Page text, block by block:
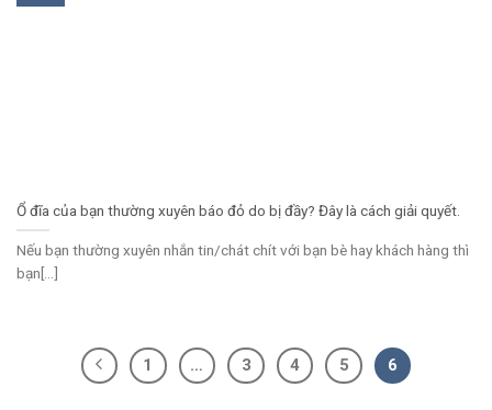
Ổ đĩa của bạn thường xuyên báo đỏ do bị đầy? Đây là cách giải quyết.
Nếu bạn thường xuyên nhắn tin/chát chít với bạn bè hay khách hàng thì
bạn[...]
1 … 3 4 5 6